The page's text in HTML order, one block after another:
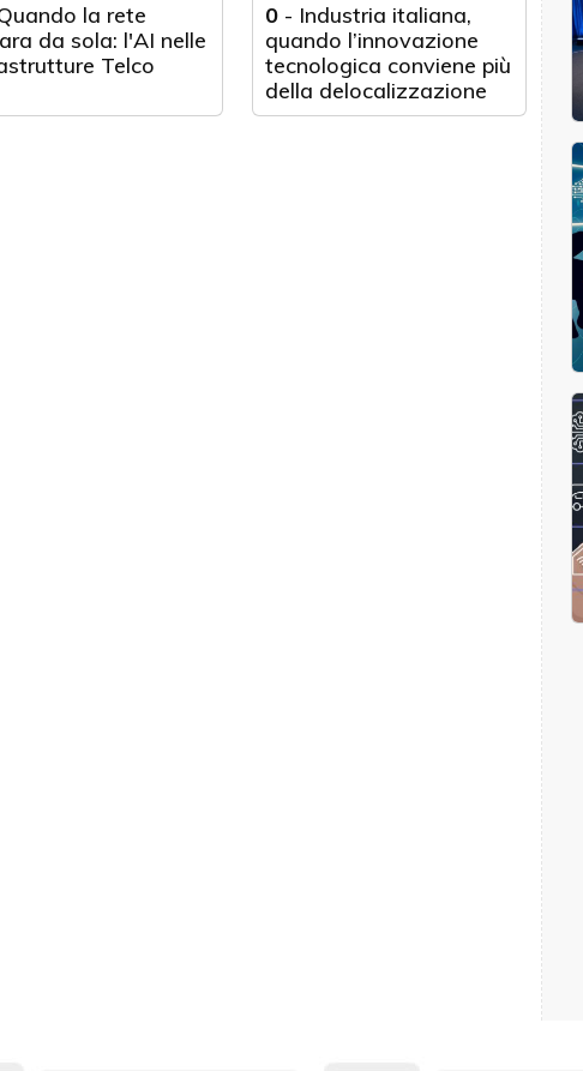
la rete
da sola: l'AI nelle
Telco
0 - Industria italiana,
quando l’innovazione
tecnologica conviene più
della delocalizzazione